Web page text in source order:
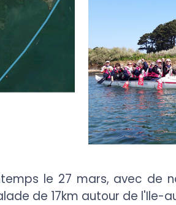
le 27 mars, avec de
de 17km autour de l'Ile-